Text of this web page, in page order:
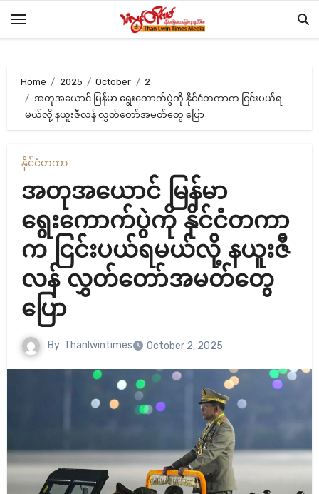
Home 2025 October
2
အတုအယောင် မြန်မာ ရွေးကောက်ပွဲကို နိုင်ငံတကာက ငြင်းပယ်ရ
မယ်လို့ နယူးဇီလန် လွှတ်တော်အမတ်တွေ ပြော
နိုင်ငံတကာ
အတုအယောင် မြန်မာ
ရွေးကောက်ပွဲကို နိုင်ငံတကာ
က ငြင်းပယ်ရမယ်လို့ နယူးဇီ
လန် လွှတ်တော်အမတ်တွေ
ပြော
By Thanlwintimes October 2, 2025